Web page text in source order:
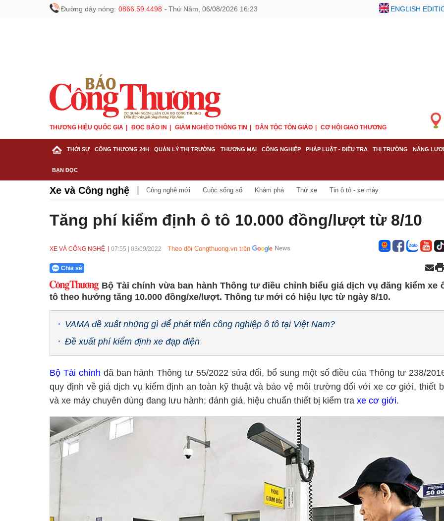
Đường dây nóng: 0866.59.4498 - Thứ Năm, 06/08/2026 16:23 ENGLISH
THƯƠNG HIỆU QUỐC GIA ĐỌC BÁO IN GIẢM NGHÈO THÔNG TIN DÂN TỘC TÔN GIÁO CƠ HỘI GIAO THƯƠNG
THỜI SỰ CÔNG THƯƠNG 24H QUẢN LÝ THỊ TRƯỜNG THƯƠNG MẠI CÔNG NGHIỆP PHÁP LUẬT - ĐIỀU TRA THỊ TRƯỜNG NĂNG
BẠN ĐỌC
Xe và Công nghệ Công nghệ mới Cuộc sống số Khám phá Thử xe Tin ô tô - xe máy
Tăng phí kiểm định ô tô 10.000 đồng/lượt từ 8/10
XE VÀ CÔNG NGHỆ 07:55 03/09/2022 Theo dõi Congthuong.vn trên
Chia sẻ
Bộ Tài chính vừa ban hành Thông tư điều chỉnh biểu giá dịch vụ đăng kiểm xe
tô theo hướng tăng 10.000 đồng/xe/lượt. Thông tư mới có hiệu lực từ ngày 8/10.
VAMA đề xuất những gì để phát triển công nghiệp ô tô tại Việt Nam?
Đề xuất phí kiểm định xe đạp điện
Bộ Tài chính đã ban hành Thông tư 55/2022 sửa đổi, bổ sung một số điều của Thông tư 238/
quy định về giá dịch vụ kiểm định an toàn kỹ thuật và bảo vệ môi trường đối với xe cơ giới, thiết
và xe máy chuyên dùng đang lưu hành; đánh giá, hiệu chuẩn thiết bị kiểm tra xe cơ giới.